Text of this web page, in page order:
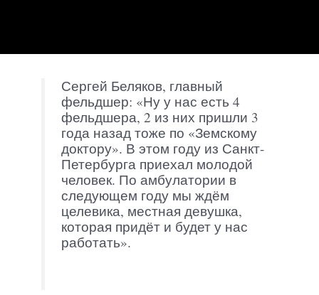
Сергей Беляков, главный
фельдшер: «Ну у нас есть 4
фельдшера, 2 из них пришли 3
года назад тоже по «Земскому
доктору». В этом году из Санкт-
Петербурга приехал молодой
человек. По амбулатории в
следующем году мы ждём
целевика, местная девушка,
которая придёт и будет у нас
работать».